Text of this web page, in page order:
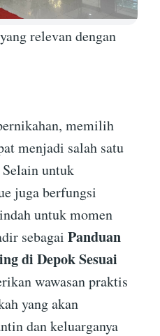
relevan dengan
memilih
menjadi salah satu
untuk
juga berfungsi
untuk momen
sebagai Panduan
di Depok Sesuai
wawasan praktis
yang akan
dan keluarganya